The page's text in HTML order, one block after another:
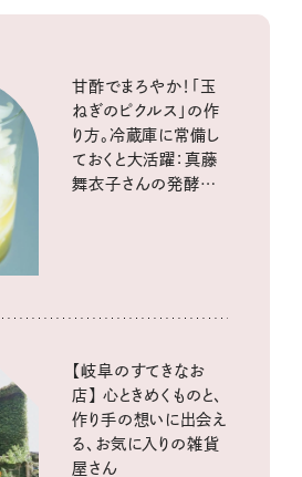
甘酢でまろやか！「玉
ねぎのピクルス」の作
り方。冷蔵庫に常備し
ておくと大活躍：真藤
舞衣子さんの発酵と
【岐阜のすてきなお
店】 心ときめくものと、
作り手の想いに出会え
る、お気に入りの雑貨
屋さん